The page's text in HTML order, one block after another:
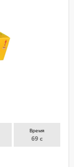
Время
69 с